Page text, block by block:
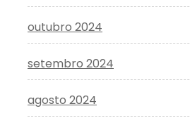
outubro 2024
setembro 2024
agosto 2024